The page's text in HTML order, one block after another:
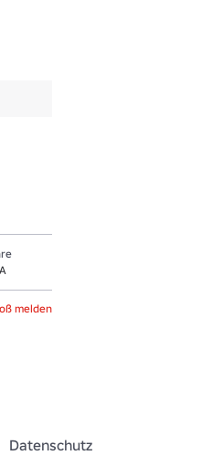
melden
Datenschutz